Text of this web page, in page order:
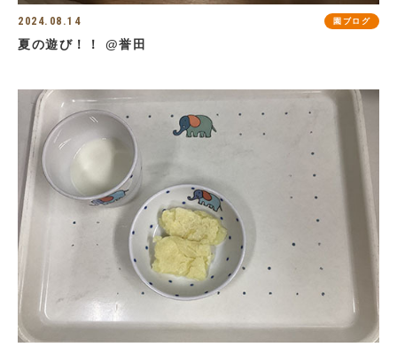
2024.08.14 園ブログ
夏の遊び！！ @誉田